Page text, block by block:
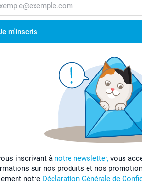
m'inscris
inscrivant à notre newsletter, vous
sur nos produits et nos
notre Déclaration Générale de